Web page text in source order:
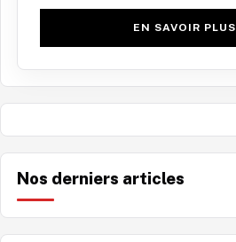
EN SAVOIR PLUS
Nos derniers articles